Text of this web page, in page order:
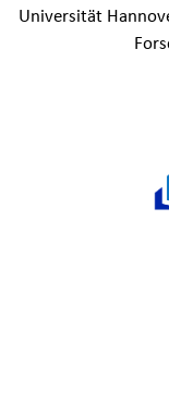
Universität